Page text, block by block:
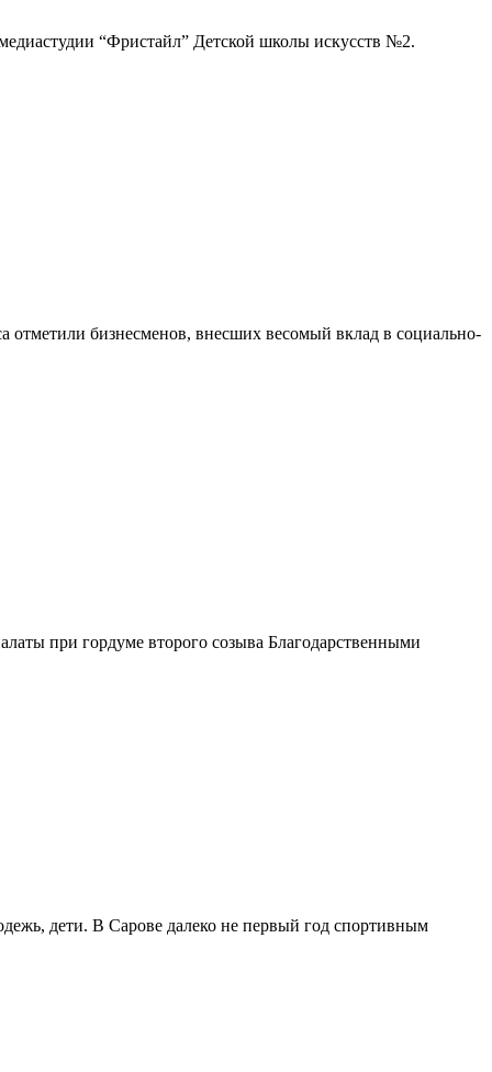
“Фристайл” Детской школы искусств №2.
отметили бизнесменов, внесших весомый вклад в социально-
при гордуме второго созыва Благодарственными
дети. В Сарове далеко не первый год спортивным